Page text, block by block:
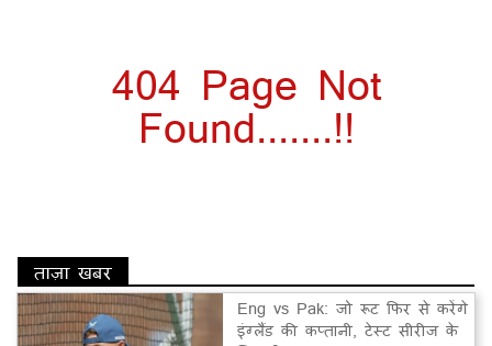
404 Page Not
Found.......!!
ताज़ा खबर
Eng vs Pak: जो रूट फिर से करेंगे
इंग्लैंड की कप्तानी, टेस्ट सीरीज के